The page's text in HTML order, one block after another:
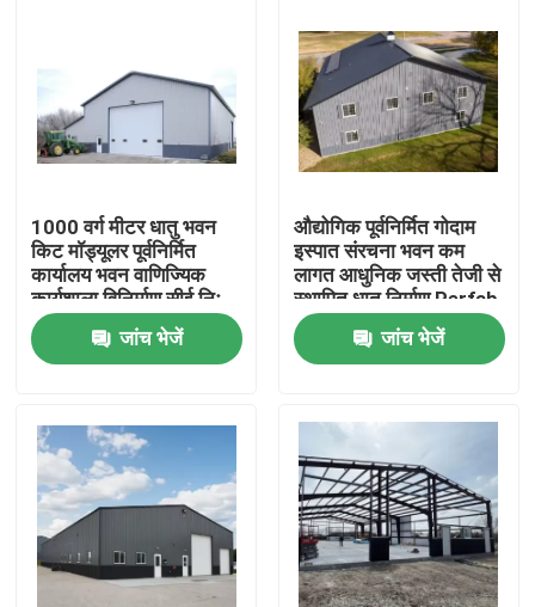
घर
उत्पादों
कारखाना भ्रमण
गुणवत्ता नियंत्रण
1000 वर्ग मीटर धातु भवन
किट मॉड्यूलर पूर्वनिर्मित
कार्यालय भवन वाणिज्यिक
कार्यशाला विनिर्माण सीई निः
शुल्क समाधान आधुनिक
डिजाइन पूर्वनिर्मित इस्पात
संरचना गोदाम
जांच भेजें
औद्योगिक पूर्वनिर्मित गोदाम
इस्पात संरचना भवन कम
लागत आधुनिक जस्ती तेजी से
स्थापित धातु निर्माण Perfab
कार्यशालाओं और संयंत्रों
जांच भेजें